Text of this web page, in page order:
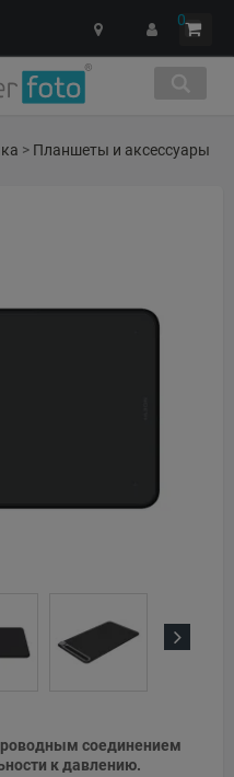
0
> Планшеты и аксессуары
соединением
к давлению.